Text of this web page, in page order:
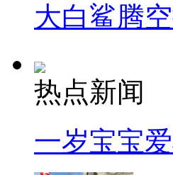
大白鲨腾
热点新闻
一岁宝宝